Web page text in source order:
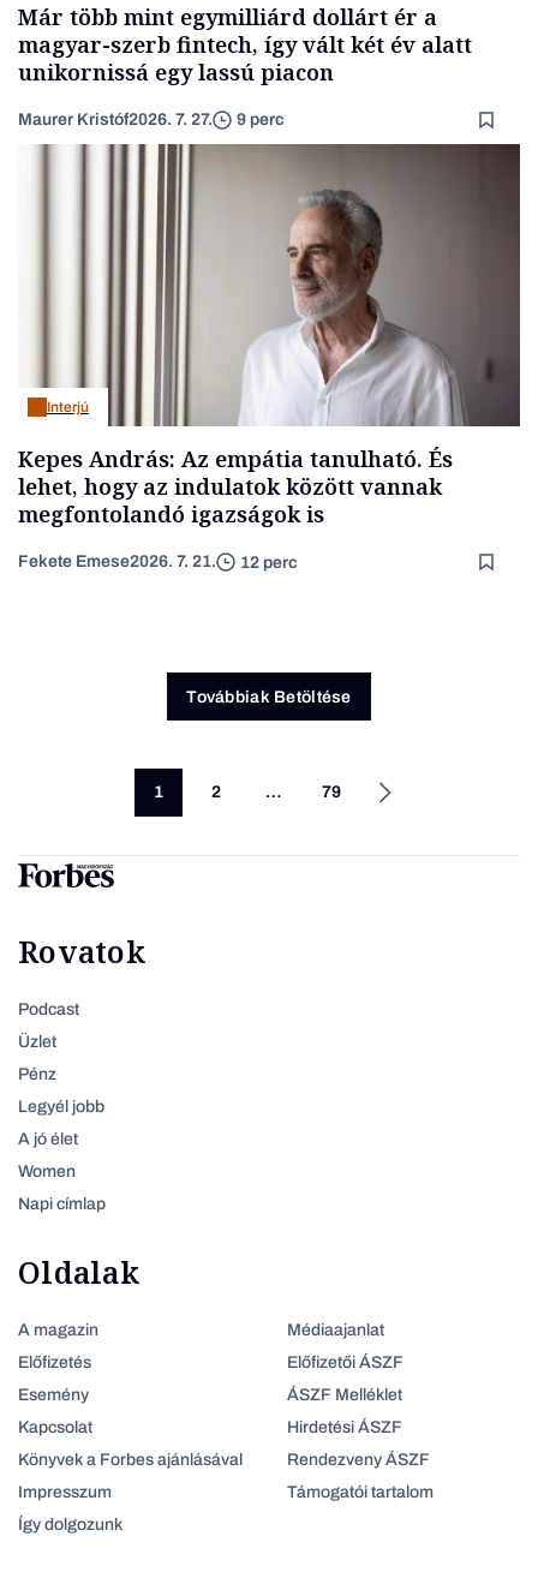
Már több mint egymilliárd dollárt ér a
magyar-szerb fintech, így vált két év alatt
unikornissá egy lassú piacon
Maurer Kristóf2026. 7. 27. 9 perc
Interjú
Kepes András: Az empátia tanulható. És
lehet, hogy az indulatok között vannak
megfontolandó igazságok is
Fekete Emese2026. 7. 21. 12 perc
Továbbiak Betöltése
1 2 … 79
Rovatok
Podcast
Üzlet
Pénz
Legyél jobb
A jó élet
Women
Napi címlap
Oldalak
A magazin
Előfizetés
Esemény
Kapcsolat
Könyvek a Forbes ajánlásával
Impresszum
Így dolgozunk
Médiaajanlat
Előfizetői ÁSZF
ÁSZF Melléklet
Hirdetési ÁSZF
Rendezveny ÁSZF
Támogatói tartalom